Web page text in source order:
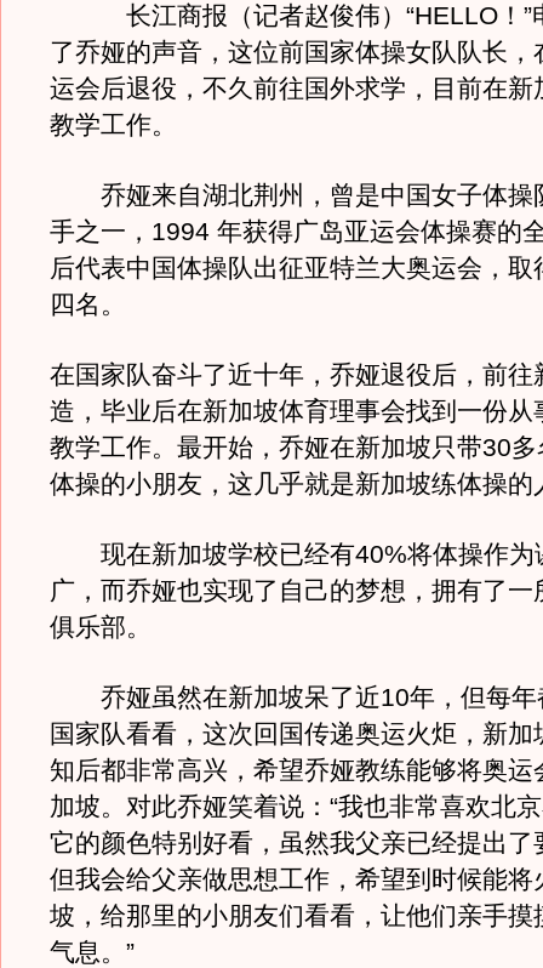
长江商报（记者赵俊伟）“HELLO！”
了乔娅的声音，这位前国家体操女队队长，
运会后退役，不久前往国外求学，目前在新
教学工作。
乔娅来自湖北荆州，曾是中国女子体操
手之一，1994 年获得广岛亚运会体操赛的
后代表中国体操队出征亚特兰大奥运会，取
四名。
在国家队奋斗了近十年，乔娅退役后，前往
造，毕业后在新加坡体育理事会找到一份从
教学工作。最开始，乔娅在新加坡只带30
体操的小朋友，这几乎就是新加坡练体操的
现在新加坡学校已经有40%将体操作为
广，而乔娅也实现了自己的梦想，拥有了一
俱乐部。
乔娅虽然在新加坡呆了近10年，但每年
国家队看看，这次回国传递奥运火炬，新加
知后都非常高兴，希望乔娅教练能够将奥运
加坡。对此乔娅笑着说：“我也非常喜欢北
它的颜色特别好看，虽然我父亲已经提出了
但我会给父亲做思想工作，希望到时候能将
坡，给那里的小朋友们看看，让他们亲手摸
气息。”